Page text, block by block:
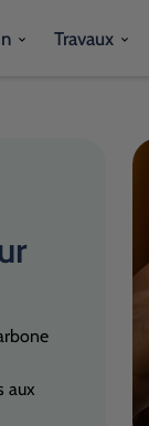
Travaux
aux